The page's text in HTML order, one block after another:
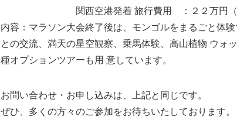
関西空港発着 旅行費用 ：２２万円（お
内容：マラソン大会終了後は、モンゴルをまるごと体
との交流、満天の星空観察、乗馬体験、高山植物 ウ
種オプションツアーも用 意しています。
お問い合わせ・お申し込みは、上記と同じです。
ぜひ、多くの方々のご参加をお待ちいたしております。